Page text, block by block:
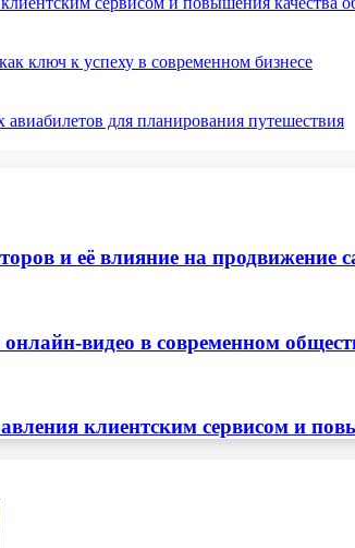
ключ к успеху в современном бизнесе
для планирования путешествия
и её влияние на продвижение
видео в современном
клиентским сервисом и